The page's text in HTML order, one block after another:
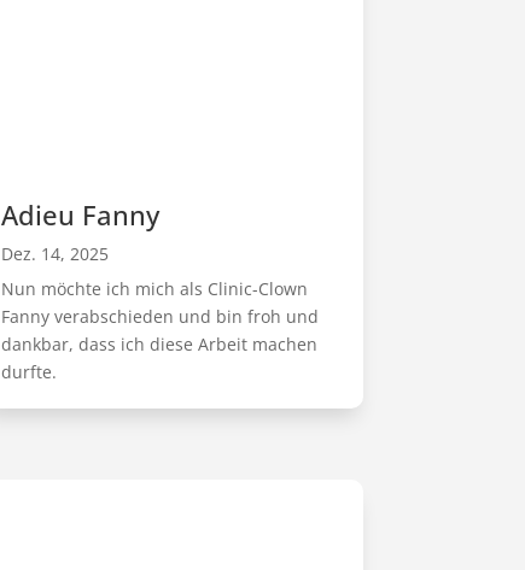
Adieu Fanny
Dez. 14, 2025
Nun möchte ich mich als Clinic-Clown
Fanny verabschieden und bin froh und
dankbar, dass ich diese Arbeit machen
durfte.